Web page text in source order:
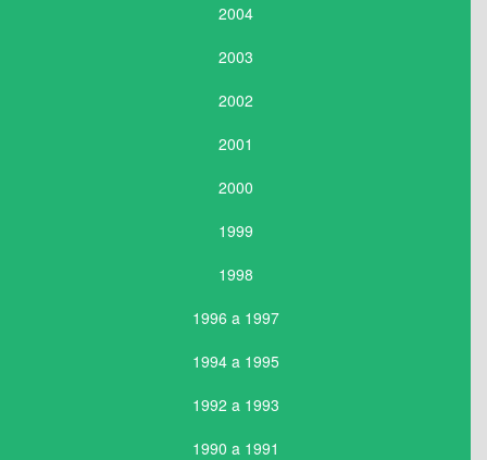
2004
2003
2002
2001
2000
1999
1998
1996 a 1997
1994 a 1995
1992 a 1993
1990 a 1991